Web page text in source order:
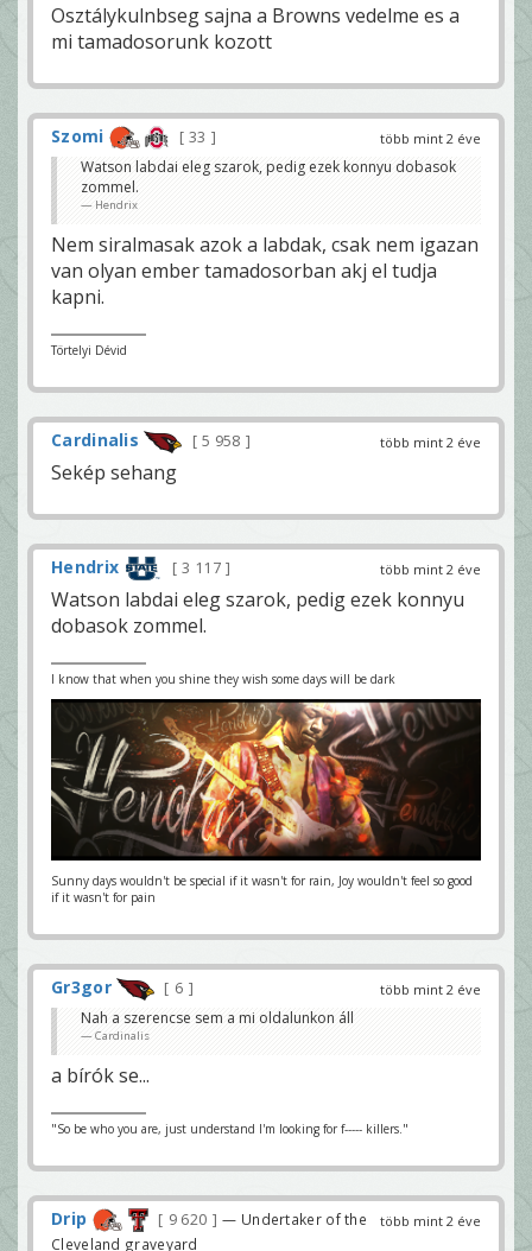
Osztálykulnbseg sajna a Browns vedelme es a
mi tamadosorunk kozott
több mint 2 éve
Szomi
33
Watson labdai eleg szarok, pedig ezek konnyu dobasok
zommel.
Hendrix
Nem siralmasak azok a labdak, csak nem igazan
van olyan ember tamadosorban akj el tudja
kapni.
Törtelyi Dévid
több mint 2 éve
Cardinalis 5 958
Sekép sehang
több mint 2 éve
Hendrix 3 117
Watson labdai eleg szarok, pedig ezek konnyu
dobasok zommel.
I know that when you shine they wish some days will be dark
Sunny days wouldn't be special if it wasn't for rain, Joy wouldn't feel so good
if it wasn't for pain
több mint 2 éve
Gr3gor
6
Nah a szerencse sem a mi oldalunkon áll
Cardinalis
a bírók se...
"So be who you are, just understand I'm looking for f----- killers."
több mint 2 éve
Drip 9 620
— Undertaker of the
Cleveland graveyard